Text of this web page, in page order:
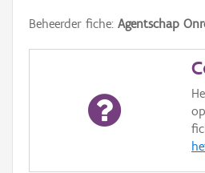
Beheerder fiche: Agentschap